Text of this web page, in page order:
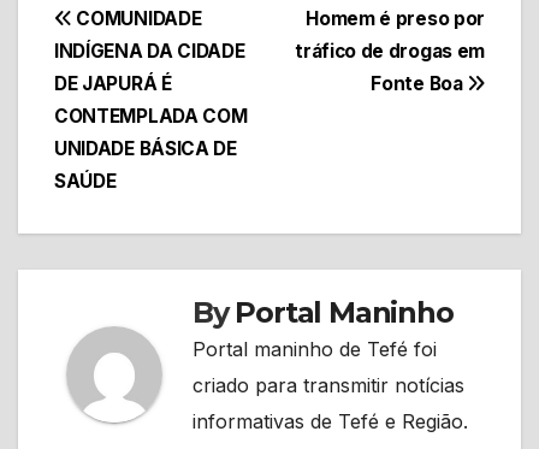
Navegação
de
Post
Homem é preso por
tráfico de drogas em
Fonte Boa
COMUNIDADE
INDÍGENA DA CIDADE
DE JAPURÁ É
CONTEMPLADA COM
UNIDADE BÁSICA DE
SAÚDE
ByPortal Maninho
Portal maninho de Tefé foi
criado para transmitir notícias
informativas de Tefé e Região.